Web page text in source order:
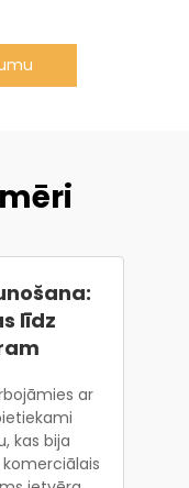
līdz
ar
kas bija